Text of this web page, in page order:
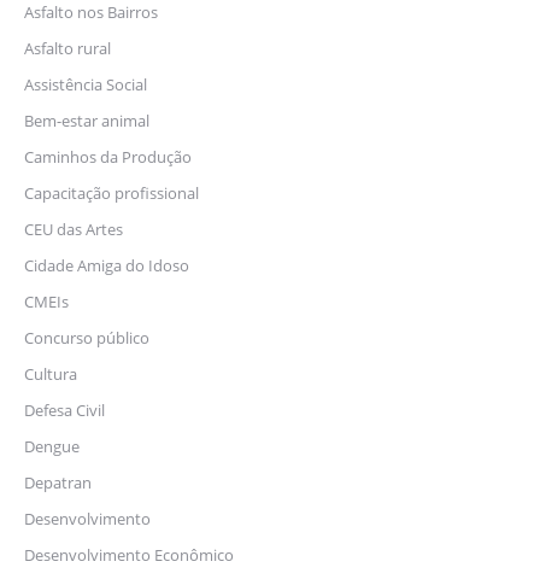
Asfalto nos Bairros
Asfalto rural
Assistência Social
Bem-estar animal
Caminhos da Produção
Capacitação profissional
CEU das Artes
Cidade Amiga do Idoso
CMEIs
Concurso público
Cultura
Defesa Civil
Dengue
Depatran
Desenvolvimento
Desenvolvimento Econômico